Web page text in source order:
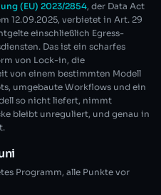
(EU) 2023/2854, der Data Act
12.09.2025, verbietet in Art. 29
einschließlich Egress-
Das ist ein scharfes
von Lock-in, die
von einem bestimmten Modell
umgebaute Workflows und ein
so nicht liefert, nimmt
bleibt unreguliert, und genau in
Programm, alle Punkte vor